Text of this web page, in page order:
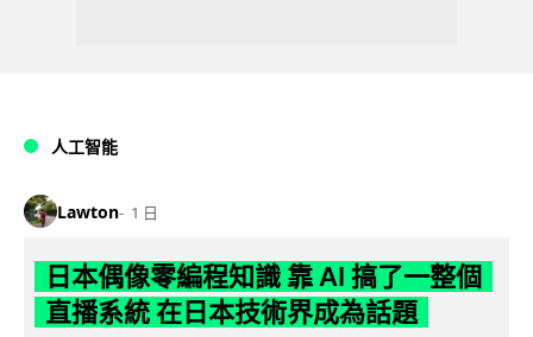
人工智能
Lawton 1 日
日本偶像零編程知識 靠 AI 搞了一整個
直播系統 在日本技術界成為話題